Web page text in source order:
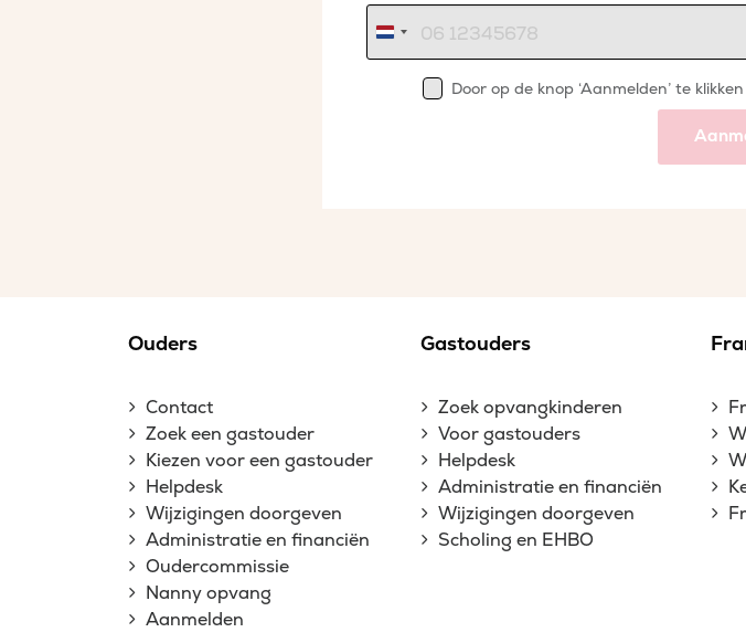
Nederland
+31
Door op de knop ‘Aanmelden’ te
Ouders
Contact
Zoek een gastouder
Kiezen voor een gastouder
Helpdesk
Wijzigingen doorgeven
Administratie en financiën
Oudercommissie
Nanny opvang
Aanmelden
Gastouders
Zoek opvangkinderen
Voor gastouders
Helpdesk
Administratie en financiën
Wijzigingen doorgeven
Scholing en EHBO